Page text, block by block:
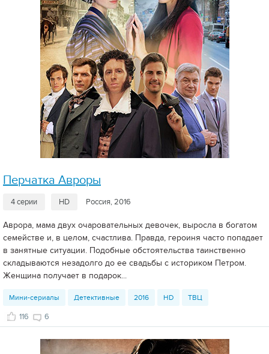
Перчатка Авроры
4 серии HD Россия, 2016
Аврора, мама двух очаровательных девочек, выросла в богатом
семействе и, в целом, счастлива. Правда, героиня часто попадает
в занятные ситуации. Подобные обстоятельства таинственно
складываются незадолго до ее свадьбы с историком Петром.
Женщина получает в подарок...
Мини-сериалы Детективные 2016 HD ТВЦ
116 6